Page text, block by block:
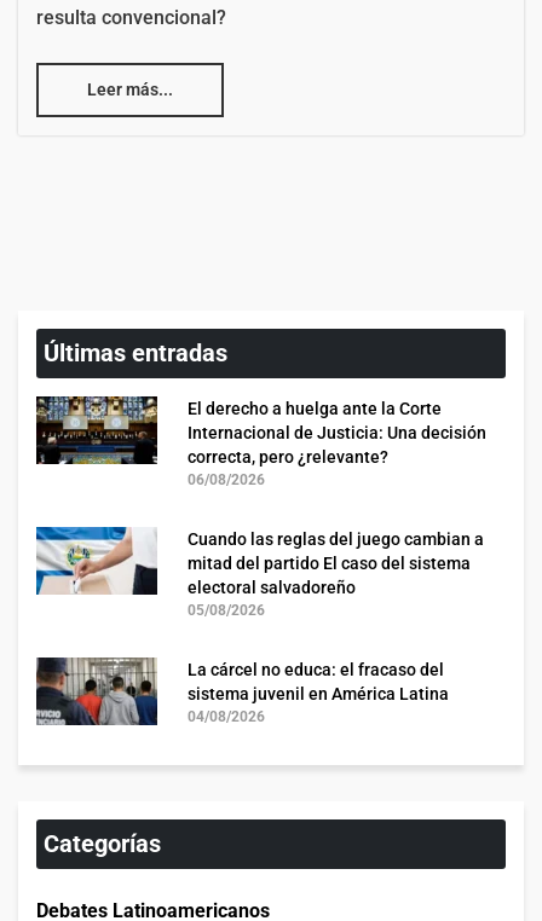
resulta convencional?
Leer más...
Últimas entradas
El derecho a huelga ante la Corte
Internacional de Justicia: Una decisión
correcta, pero ¿relevante?
06/08/2026
Cuando las reglas del juego cambian a
mitad del partido El caso del sistema
electoral salvadoreño
05/08/2026
La cárcel no educa: el fracaso del
sistema juvenil en América Latina
04/08/2026
Categorías
Debates Latinoamericanos